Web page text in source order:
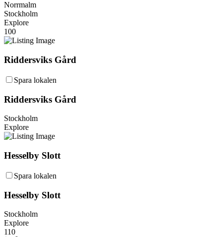
Norrmalm
Stockholm
Explore
100
Riddersviks Gård
Spara lokalen
Riddersviks Gård
Stockholm
Explore
Hesselby Slott
Spara lokalen
Hesselby Slott
Stockholm
Explore
110